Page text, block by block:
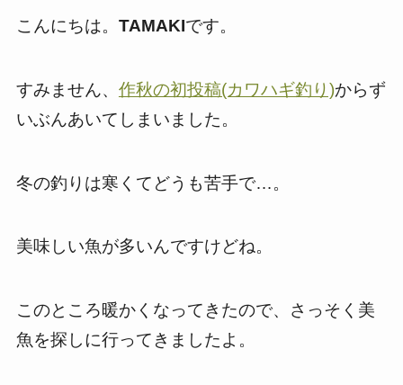
こんにちは。 TAMAKIです。
すみません、 作秋の初投稿(カワハギ釣り)からず
いぶんあいてしまいました。
冬の釣りは寒くてどうも苦手で…。
美味しい魚が多いんですけどね。
このところ暖かくなってきたので、さっそく美
魚を探しに行ってきましたよ。